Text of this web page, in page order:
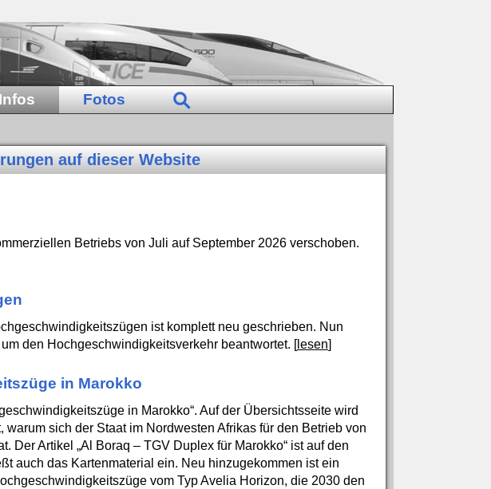
Infos Fotos
auf dieser Website
Betriebs von Juli auf September 2026 verschoben.
ist komplett neu geschrieben. Nun
den Hochgeschwindigkeitsverkehr beantwortet. [lesen]
in Marokko
in Marokko“. Auf der Übersichtsseite wird
sich der Staat im Nordwesten Afrikas für den Betrieb von
Der Artikel „Al Boraq – TGV Duplex für Marokko“ ist auf den
auch das Kartenmaterial ein. Neu hinzugekommen ist ein
vom Typ Avelia Horizon, die 2030 den